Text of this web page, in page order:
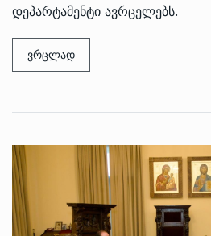
დეპარტამენტი ავრცელებს.
ვრცლად